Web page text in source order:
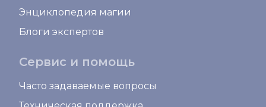
Энциклопедия магии
Блоги экспертов
Сервис и помощь
Часто задаваемые вопросы